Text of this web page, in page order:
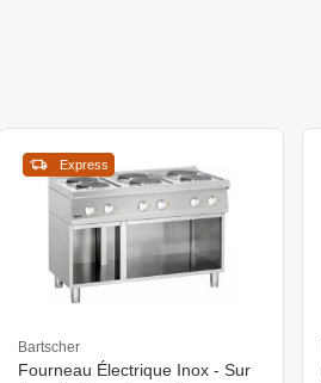
Express
Bartscher
Fourneau Électrique Inox - Sur